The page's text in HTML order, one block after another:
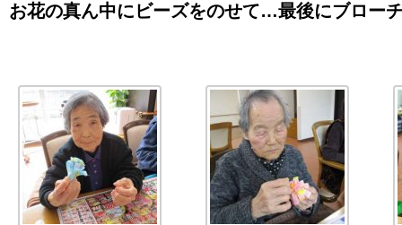
お花の真ん中にビーズをのせて…最後にブロー